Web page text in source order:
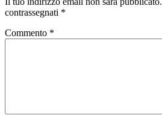
contrassegnati *
Commento *